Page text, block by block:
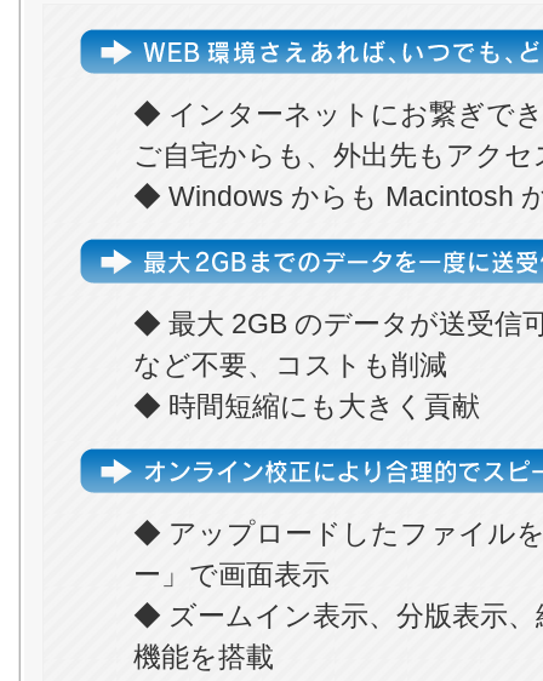
◆ インターネットにお繋ぎで
ご自宅からも、外出先もアクセ
◆ Windows からも Macintosh
◆ 最大 2GB のデータが送受信
など不要、コストも削減
◆ 時間短縮にも大きく貢献
◆ アップロードしたファイル
ー」で画面表示
◆ ズームイン表示、分版表示
機能を搭載